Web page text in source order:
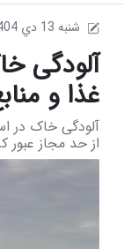
1404 شنبه 13 دي
آلودگی
غذا و
آلودگی خاک در
از حد مجاز عبور